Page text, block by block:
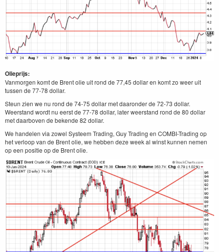
Olieprijs:
Vanmorgen komt de Brent olie uit rond de 77,45 dollar en komt zo weer uit
tussen de 77-78 dollar.
Steun zien we nu rond de 74-75 dollar met daaronder de 72-73 dollar.
Weerstand wordt nu eerst de 77-78 dollar, later weerstand rond de 80 dollar
met daarboven de bekende 82 dollar.
We handelen via zowel Systeem Trading, Guy Trading en COMBI-Trading op
het verloop van de Brent olie, we hebben deze week al winst kunnen nemen
op een positie op de Brent olie.